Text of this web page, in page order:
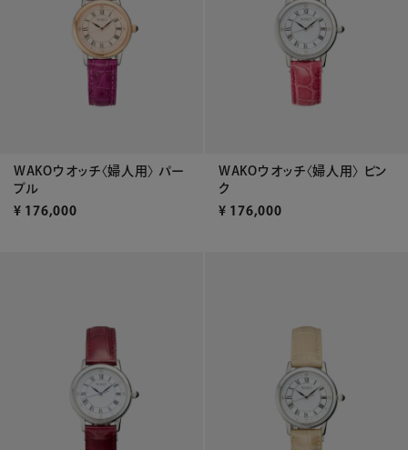
WAKOウオッチ〈婦人用〉 パー
プル
¥ 176,000
WAKOウオッチ〈婦人用〉 ピン
ク
¥ 176,000